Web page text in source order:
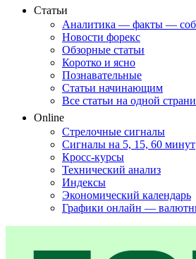
Статьи
Аналитика — факты —
Новости форекс
Обзорные статьи
Коротко и ясно
Познавательные
Статьи начинающим
Все статьи на одной
Online
Стрелочные сигналы
Сигналы на 5, 15, 60 минут
Кросс-курсы
Технический анализ
Индексы
Экономический календарь
Графики онлайн —